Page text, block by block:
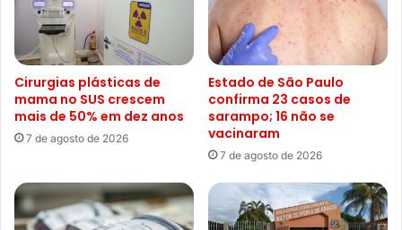
Cirurgias plásticas de
mama no SUS crescem
mais de 50% em dez anos
7 de agosto de 2026
Estado de São Paulo
confirma 23 casos de
sarampo; 16 não se
vacinaram
7 de agosto de 2026